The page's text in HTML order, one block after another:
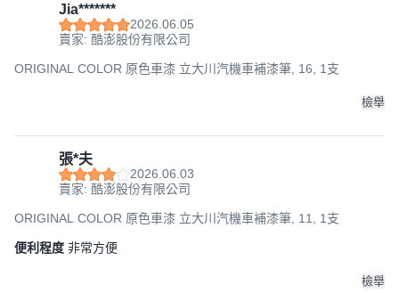
Jia*******
2026.06.05
賣家: 酷澎股份有限公司
ORIGINAL COLOR 原色車漆 立大川汽機車補漆筆, 16, 1支
檢舉
張*夫
2026.06.03
賣家: 酷澎股份有限公司
ORIGINAL COLOR 原色車漆 立大川汽機車補漆筆, 11, 1支
便利程度 非常方便
檢舉